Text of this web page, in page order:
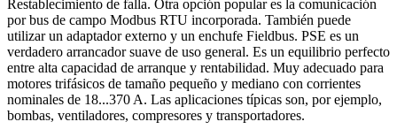
Restablecimiento de falla. Otra opción popular es la comunicación
por bus de campo Modbus RTU incorporada. También puede
utilizar un adaptador externo y un enchufe Fieldbus. PSE es un
verdadero arrancador suave de uso general. Es un equilibrio perfecto
entre alta capacidad de arranque y rentabilidad. Muy adecuado para
motores trifásicos de tamaño pequeño y mediano con corrientes
nominales de 18...370 A. Las aplicaciones típicas son, por ejemplo,
bombas, ventiladores, compresores y transportadores.